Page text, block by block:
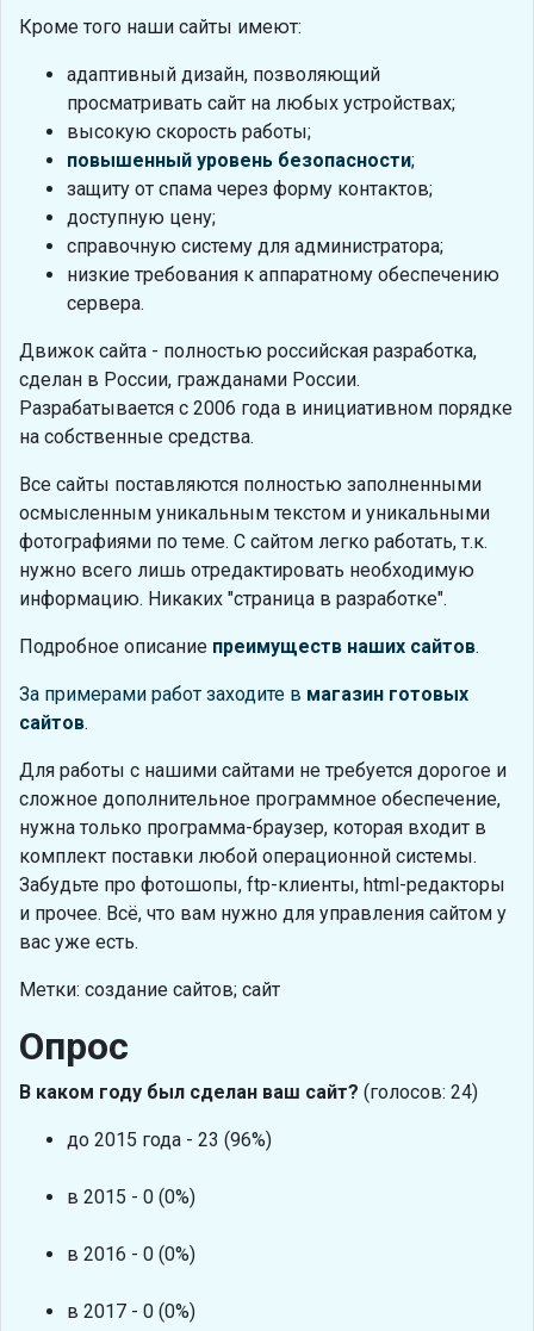
Кроме того наши сайты имеют:
адаптивный дизайн, позволяющий
просматривать сайт на любых устройствах;
высокую скорость работы;
повышенный уровень безопасности;
защиту от спама через форму контактов;
доступную цену;
справочную систему для администратора;
низкие требования к аппаратному обеспечению
сервера.
Движок сайта - полностью российская разработка,
сделан в России, гражданами России.
Разрабатывается с 2006 года в инициативном порядке
на собственные средства.
Все сайты поставляются полностью заполненными
осмысленным уникальным текстом и уникальными
фотографиями по теме. С сайтом легко работать, т.к.
нужно всего лишь отредактировать необходимую
информацию. Никаких "страница в разработке".
Подробное описание преимуществ наших сайтов.
За примерами работ заходите в магазин готовых
сайтов.
Для работы с нашими сайтами не требуется дорогое и
сложное дополнительное программное обеспечение,
нужна только программа-браузер, которая входит в
комплект поставки любой операционной системы.
Забудьте про фотошопы, ftp-клиенты, html-редакторы
и прочее. Всё, что вам нужно для управления сайтом у
вас уже есть.
Метки: создание сайтов; сайт
Опрос
В каком году был сделан ваш сайт? (голосов: 24)
до 2015 года - 23 (96%)
в 2015 - 0 (0%)
в 2016 - 0 (0%)
в 2017 - 0 (0%)